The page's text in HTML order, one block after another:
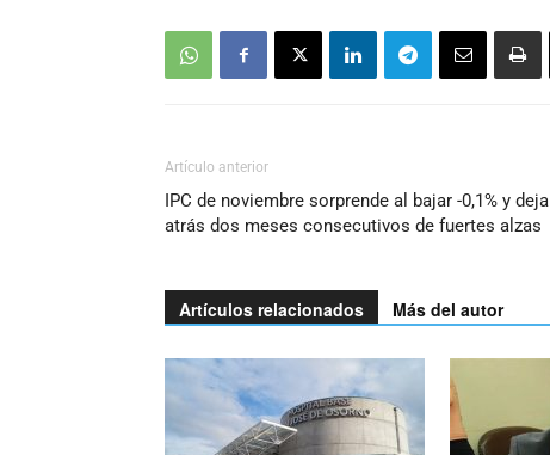
Artículo anterior
IPC de noviembre sorprende al bajar -0,1% y deja
atrás dos meses consecutivos de fuertes alzas
Artículos relacionados Más del autor